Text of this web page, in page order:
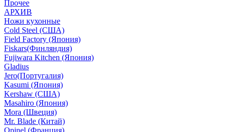
Прочее
АРХИВ
Ножи кухонные
Cold Steel (США)
Field Factory (Япония)
Fiskars(Финляндия)
Fujiwara Kitchen (Япония)
Gladius
Jero(Португалия)
Kasumi (Япония)
Kershaw (США)
Masahiro (Япония)
Mora (Швеция)
Mr. Blade (Китай)
Opinel (Франция)